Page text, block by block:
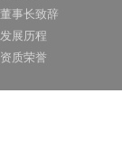
董事长致辞
发展历程
资质荣誉